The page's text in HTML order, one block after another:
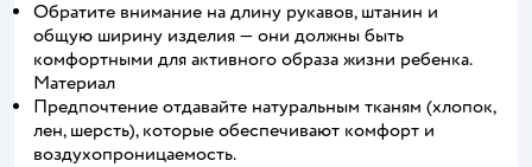
Обратите внимание на длину рукавов, штанин и
общую ширину изделия — они должны быть
комфортными для активного образа жизни ребенка.
Материал
Предпочтение отдавайте натуральным тканям (хлопок,
лен, шерсть), которые обеспечивают комфорт и
воздухопроницаемость.